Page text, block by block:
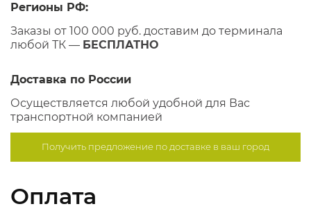
Регионы РФ:
Заказы от 100 000 руб. доставим до терминала
любой ТК — БЕСПЛАТНО
Доставка по России
Осуществляется любой удобной для Вас
транспортной компанией
Получить предложение подоставке в ваш город
Оплата